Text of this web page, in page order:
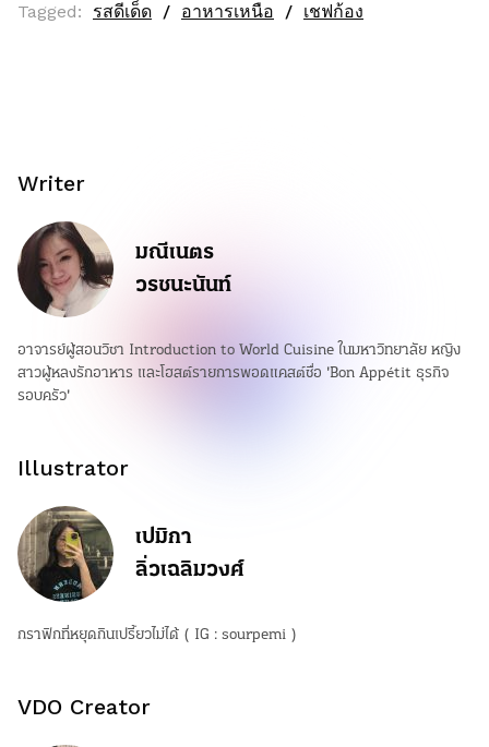
Tagged: รสดีเด็ด อาหารเหนือ เชฟก้อง
Writer
มณีเนตร
วรชนะนันท์
อาจารย์ผู้สอนวิชา Introduction to World Cuisine ในมหาวิทยาลัย หญิง
สาวผู้หลงรักอาหาร และโฮสต์รายการพอดแคสต์ชื่อ 'Bon Appétit ธุรกิจ
รอบครัว'
Illustrator
เปมิกา
ลิ่วเฉลิมวงศ์
กราฟิกที่หยุดกินเปรี้ยวไม่ได้ ( IG : sourpemi )
VDO Creator